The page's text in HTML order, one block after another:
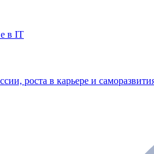
в IT
роста в карьере и